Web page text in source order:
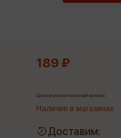
189 ₽
Цена в розничных магазинах:
Наличие в магазинах
Доставим: